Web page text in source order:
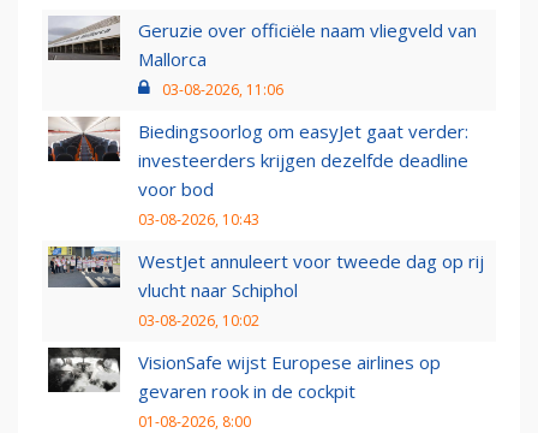
Geruzie over officiële naam vliegveld van
Mallorca
03-08-2026, 11:06
Biedingsoorlog om easyJet gaat verder:
investeerders krijgen dezelfde deadline
voor bod
03-08-2026, 10:43
WestJet annuleert voor tweede dag op rij
vlucht naar Schiphol
03-08-2026, 10:02
VisionSafe wijst Europese airlines op
gevaren rook in de cockpit
01-08-2026, 8:00